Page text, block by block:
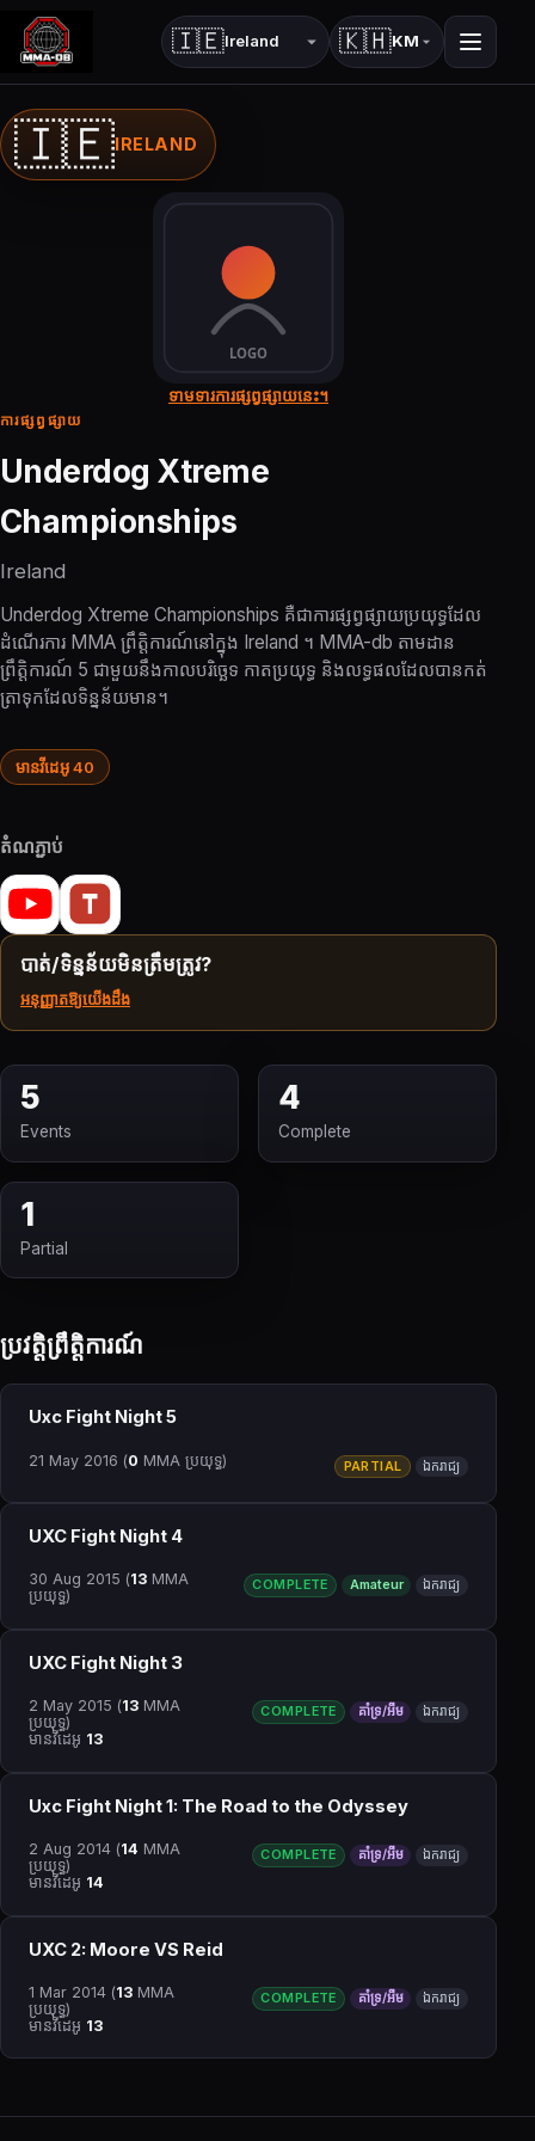
🇮🇪ប្រទេស 🇰🇭KM
ភាសា
🇮🇪IRELAND
ការផ្សព្វផ្សាយ
Underdog Xtreme
Championships
Ireland
Underdog Xtreme Championships គឺជាការផ្សព្វផ្សាយប្រយុទ្ធដែល
ដំណើរការ MMA ព្រឹត្តិការណ៍នៅក្នុង Ireland ។ MMA-db តាមដាន
ព្រឹត្តិការណ៍ 5 ជាមួយនឹងកាលបរិច្ឆេទ កាតប្រយុទ្ធ និងលទ្ធផលដែលបានកត់
ត្រាទុកដែលទិន្នន័យមាន។
ទាមទារការផ្សព្វផ្សាយនេះ។
មានវីដេអូ 40
តំណភ្ជាប់
បាត់/ទិន្នន័យមិនត្រឹមត្រូវ?
អនុញ្ញាតឱ្យយើងដឹង
5
Events
4
Complete
1
Partial
ប្រវត្តិព្រឹត្តិការណ៍
21 May 2016 (0 MMA ប្រយុទ្ធ)
Uxc Fight Night 5
PARTIAL ឯករាជ្យ
30 Aug 2015 (13 MMA
ប្រយុទ្ធ)
UXC Fight Night 4
COMPLETE Amateur ឯករាជ្យ
2 May 2015 (13 MMA
ប្រយុទ្ធ)
មានវីដេអូ 13
UXC Fight Night 3
COMPLETE គាំទ្រ/អឹម ឯករាជ្យ
2 Aug 2014 (14 MMA
ប្រយុទ្ធ)
មានវីដេអូ 14
Uxc Fight Night 1: The Road to the Odyssey
COMPLETE គាំទ្រ/អឹម ឯករាជ្យ
1 Mar 2014 (13 MMA
ប្រយុទ្ធ)
មានវីដេអូ 13
UXC 2: Moore VS Reid
COMPLETE គាំទ្រ/អឹម ឯករាជ្យ